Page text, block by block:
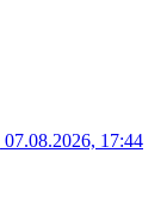
07.08.2026, 17:44